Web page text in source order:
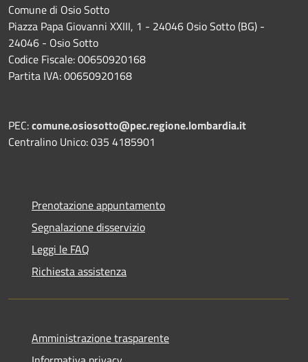
Comune di Osio Sotto
Piazza Papa Giovanni XXIII, 1 - 24046 Osio Sotto (BG) -
24046 - Osio Sotto
Codice Fiscale: 00650920168
Partita IVA: 00650920168
PEC:comune.osiosotto@pec.regione.lombardia.it
Centralino Unico: 035 4185901
Prenotazione appuntamento
Segnalazione disservizio
Leggi le FAQ
Richiesta assistenza
Amministrazione trasparente